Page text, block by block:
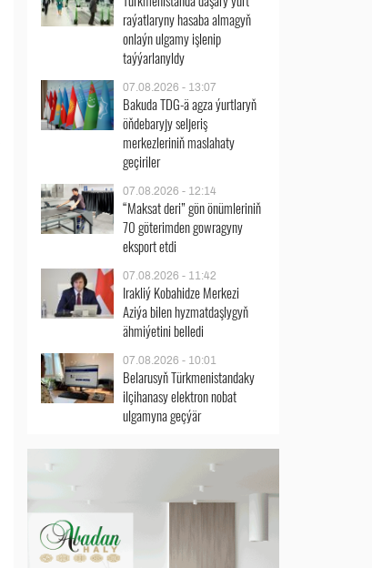
raýatlaryny hasaba almagyň
onlaýn ulgamy işlenip
taýýarlanyldy
07.08.2026 - 13:07
Bakuda TDG-ä agza ýurtlaryň
öňdebaryjy seljeriş
merkezleriniň maslahaty
geçiriler
07.08.2026 - 12:14
“Maksat deri” gön önümleriniň
70 göterimden gowragyny
eksport etdi
07.08.2026 - 11:42
Irakliý Kobahidze Merkezi
Aziýa bilen hyzmatdaşlygyň
ähmiýetini belledi
07.08.2026 - 10:01
Belarusyň Türkmenistandaky
ilçihanasy elektron nobat
ulgamyna geçýär